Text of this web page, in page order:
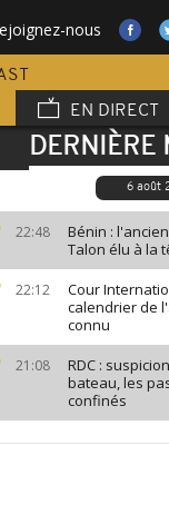
nous
EN DIRECT
DERNIÈRE
6 août
22:48
Bénin :
Talon élu à la
22:12
Cour
calendrier de
connu
21:08
RDC :
bateau, les
confinés